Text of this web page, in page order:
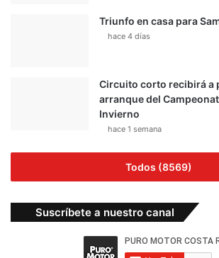
Triunfo en casa para
hace 4 días
Circuito corto recibirá a
arranque del
Invierno
hace 1 semana
Todos (8569)
Suscríbete a nuestro canal